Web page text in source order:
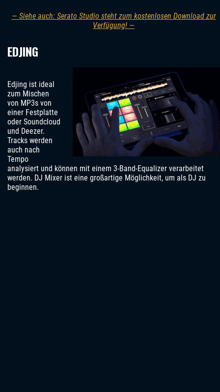
— Siehe auch: Serato Studio steht zum kostenlosen Download zur
Verfügung! —
EDJING
Edjing ist ideal
zum Mischen
von MP3s von
einer Festplatte
oder Soundcloud
und Deezer.
Tracks werden
auch nach
Tempo
analysiert und können mit einem 3-Band-Equalizer verarbeitet
werden. DJ Mixer ist eine großartige Möglichkeit, um als DJ zu
beginnen.